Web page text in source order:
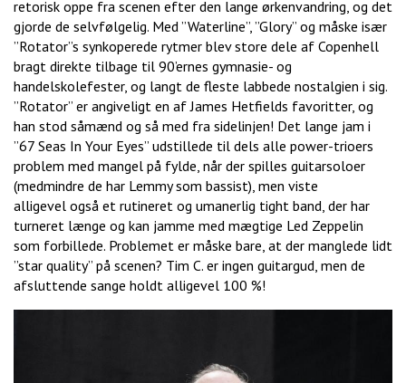
retorisk oppe fra scenen efter den lange ørkenvandring, og det
gjorde de selvfølgelig. Med ”Waterline”, ”Glory” og måske især
”Rotator”s synkoperede rytmer blev store dele af Copenhell
bragt direkte tilbage til 90’ernes gymnasie- og
handelskolefester, og langt de fleste labbede nostalgien i sig.
”Rotator” er angiveligt en af James Hetfields favoritter, og
han stod såmænd og så med fra sidelinjen! Det lange jam i
”67 Seas In Your Eyes” udstillede til dels alle power-trioers
problem med mangel på fylde, når der spilles guitarsoloer
(medmindre de har Lemmy som bassist), men viste
alligevel også et rutineret og umanerlig tight band, der har
turneret længe og kan jamme med mægtige Led Zeppelin
som forbillede. Problemet er måske bare, at der manglede lidt
”star quality” på scenen? Tim C. er ingen guitargud, men de
afsluttende sange holdt alligevel 100 %!